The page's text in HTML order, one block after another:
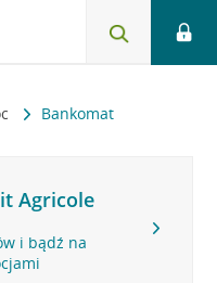
Bankomat
Agricole
i bądź na